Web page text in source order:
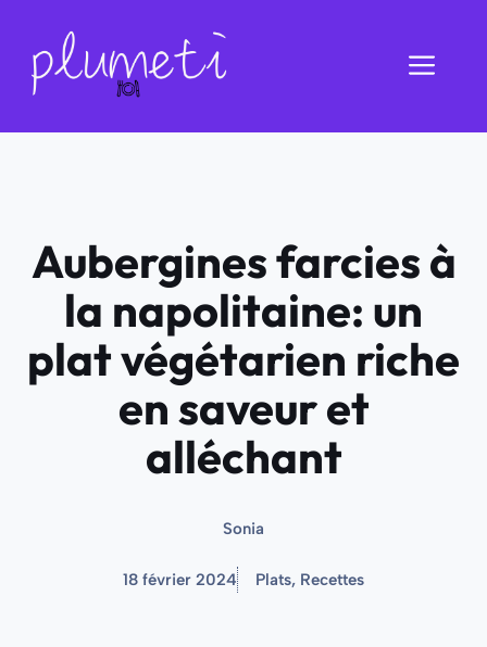
contenu
Aubergines farcies à
la napolitaine: un
plat végétarien riche
en saveur et
alléchant
Sonia
18 février 2024 Plats, Recettes